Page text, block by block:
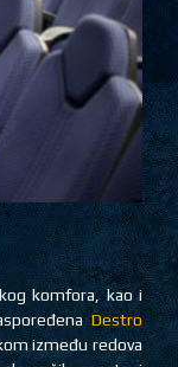
komfora, kao i
Destro
između redova